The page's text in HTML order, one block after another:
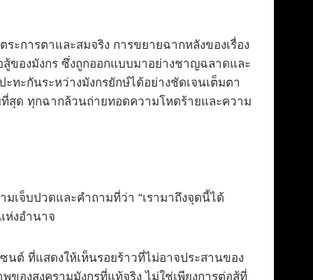
การตาและสมจริง การขยายฉากหลังของเรื่อง
ของมังกร ซึ่งถูกออกแบบมาอย่างชาญฉลาดและ
ทะกันระหว่างมังกรยักษ์ได้อย่างชัดเจนเต็มตา
ที่สุด ทุกฉากล้วนถ่ายทอดความโหดร้ายและความ
เจ็บปวดและคำถามที่ว่า “เรามาถึงจุดนี้ได้
ห่งอำนาจ
ต์ ที่แสดงให้เห็นรอยร้าวที่ไม่อาจประสานของ
องสงครามมังกรที่แท้จริง ไม่ใช่เพียงการต่อสู้ที่